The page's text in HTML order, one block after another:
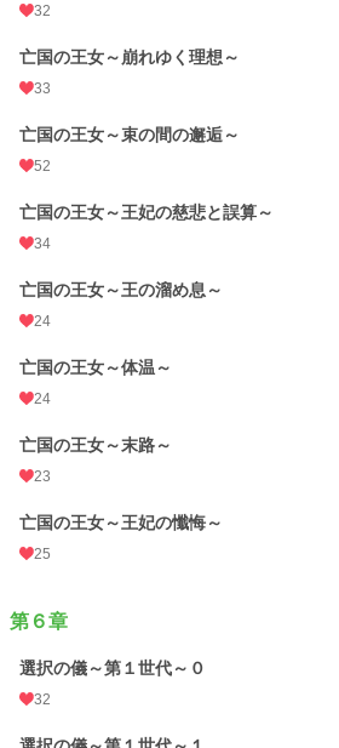
32
亡国の王女～崩れゆく理想～
33
亡国の王女～束の間の邂逅～
52
亡国の王女～王妃の慈悲と誤算～
34
亡国の王女～王の溜め息～
24
亡国の王女～体温～
24
亡国の王女～末路～
23
亡国の王女～王妃の懺悔～
25
第６章
選択の儀～第１世代～０
32